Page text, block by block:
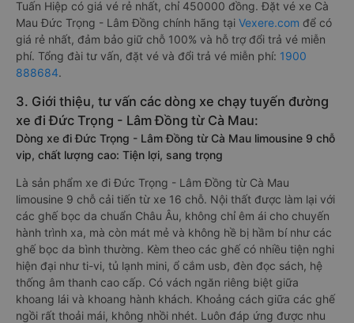
Tuấn Hiệp có giá vé rẻ nhất, chỉ 450000 đồng. Đặt vé xe Cà
Mau Đức Trọng - Lâm Đồng chính hãng tại Vexere.com để có
giá rẻ nhất, đảm bảo giữ chỗ 100% và hỗ trợ đổi trả vé miễn
phí. Tổng đài tư vấn, đặt vé và đổi trả vé miễn phí: 1900
888684.
3. Giới thiệu, tư vấn các dòng xe chạy tuyến đường
xe đi Đức Trọng - Lâm Đồng từ Cà Mau:
Dòng xe đi Đức Trọng - Lâm Đồng từ Cà Mau limousine 9 chỗ
vip, chất lượng cao: Tiện lợi, sang trọng
Là sản phẩm xe đi Đức Trọng - Lâm Đồng từ Cà Mau
limousine 9 chỗ cải tiến từ xe 16 chỗ. Nội thất được làm lại với
các ghế bọc da chuẩn Châu Âu, không chỉ êm ái cho chuyến
hành trình xa, mà còn mát mẻ và không hề bị hầm bí như các
ghế bọc da bình thường. Kèm theo các ghế có nhiều tiện nghi
hiện đại như ti-vi, tủ lạnh mini, ổ cắm usb, đèn đọc sách, hệ
thống âm thanh cao cấp. Có vách ngăn riêng biệt giữa
khoang lái và khoang hành khách. Khoảng cách giữa các ghế
ngồi rất thoải mái, không nhồi nhét. Luôn đáp ứng được nhu